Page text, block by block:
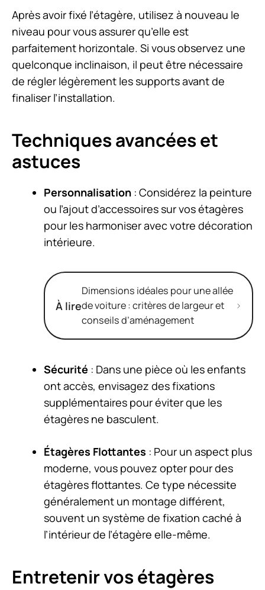
Après avoir fixé l’étagère, utilisez à nouveau le
niveau pour vous assurer qu’elle est
parfaitement horizontale. Si vous observez une
quelconque inclinaison, il peut être nécessaire
de régler légèrement les supports avant de
finaliser l’installation.
Techniques avancées et
astuces
Personnalisation : Considérez la peinture
ou l’ajout d’accessoires sur vos étagères
pour les harmoniser avec votre décoration
intérieure.
À lire
Dimensions idéales pour une allée
de voiture : critères de largeur et
conseils d’aménagement
Sécurité : Dans une pièce où les enfants
ont accès, envisagez des fixations
supplémentaires pour éviter que les
étagères ne basculent.
Étagères Flottantes : Pour un aspect plus
moderne, vous pouvez opter pour des
étagères flottantes. Ce type nécessite
généralement un montage différent,
souvent un système de fixation caché à
l’intérieur de l’étagère elle-même.
Entretenir vos étagères